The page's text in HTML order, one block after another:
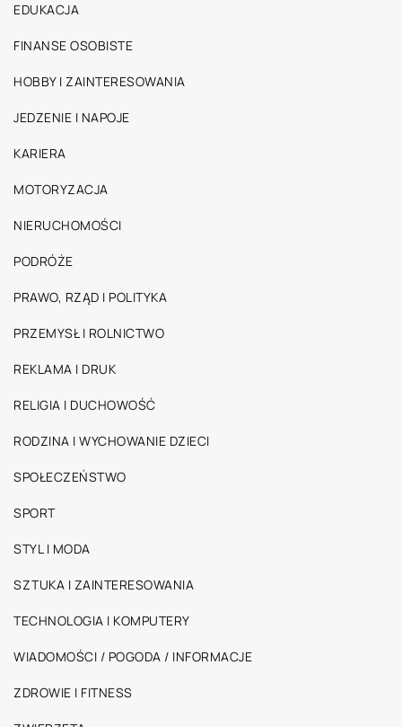
EDUKACJA
FINANSE OSOBISTE
HOBBY I ZAINTERESOWANIA
JEDZENIE I NAPOJE
KARIERA
MOTORYZACJA
NIERUCHOMOŚCI
PODRÓŻE
PRAWO, RZĄD I POLITYKA
PRZEMYSŁ I ROLNICTWO
REKLAMA I DRUK
RELIGIA I DUCHOWOŚĆ
RODZINA I WYCHOWANIE DZIECI
SPOŁECZEŃSTWO
SPORT
STYL I MODA
SZTUKA I ZAINTERESOWANIA
TECHNOLOGIA I KOMPUTERY
WIADOMOŚCI / POGODA / INFORMACJE
ZDROWIE I FITNESS